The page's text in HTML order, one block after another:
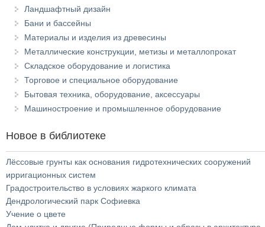
Ландшафтный дизайн
Бани и бассейны
Материалы и изделия из древесины
Металлические конструкции, метизы и металлопрокат
Складское оборудование и логистика
Торговое и специальное оборудование
Бытовая техника, оборудование, аксессуары
Машиностроение и промышленное оборудование
Новое в библиотеке
Лёссовые грунты как основания гидротехнических сооружений
ирригационных систем
Градостроительство в условиях жаркого климата
Дендрологический парк Софиевка
Учение о цвете